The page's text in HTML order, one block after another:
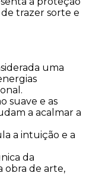
trazer sorte e
uma
suave e as
a acalmar a
a intuição e a
da
obra de arte,